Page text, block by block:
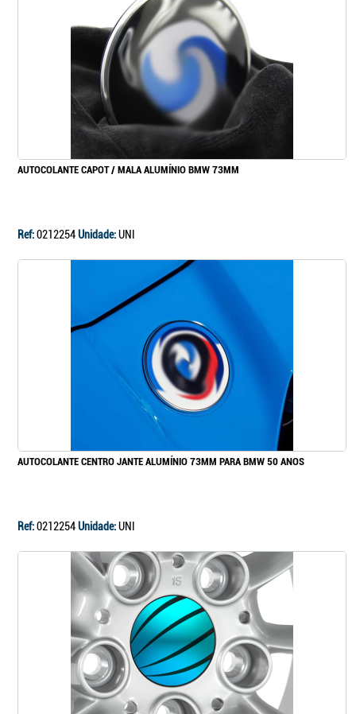
AUTOCOLANTE CAPOT / MALA ALUMÍNIO BMW 73MM
Ref:0212254Unidade:UNI
AUTOCOLANTE CENTRO JANTE ALUMÍNIO 73MM PARA BMW 50 ANOS
Ref:0212254Unidade:UNI